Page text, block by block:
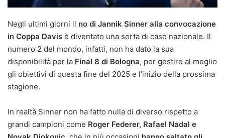
Negli ultimi giorni il no di Jannik Sinner alla convocazione
in Coppa Davis è diventato una sorta di caso nazionale. Il
numero 2 del mondo, infatti, non ha dato la sua
disponibilità per la Final 8 di Bologna, per gestire al meglio
gli obiettivi di questa fine del 2025 e l’inizio della prossima
stagione.
In realtà Sinner non ha fatto nulla di diverso rispetto a
grandi campioni come Roger Federer, Rafael Nadal e